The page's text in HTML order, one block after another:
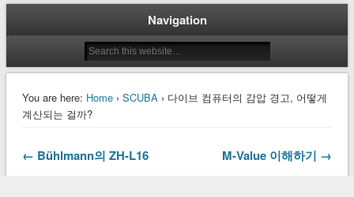
Navigation
You are here: Home› SCUBA› 다이브 컴퓨터의 감압 경고, 어떻게
계산되는 걸까?
← Bühlmann의 ZH-L16 M-Value 이해하기 →